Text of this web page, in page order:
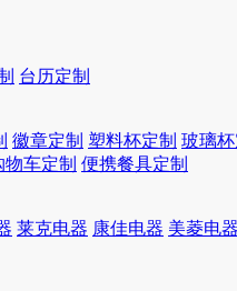
台历定制
徽章定制 塑料杯定制 玻璃杯
物车定制 便携餐具定制
莱克电器 康佳电器 美菱电器